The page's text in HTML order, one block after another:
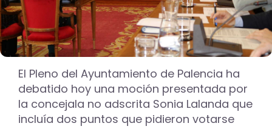
El Pleno del Ayuntamiento de Palencia ha
debatido hoy una moción presentada por
la concejala no adscrita Sonia Lalanda que
incluía dos puntos que pidieron votarse